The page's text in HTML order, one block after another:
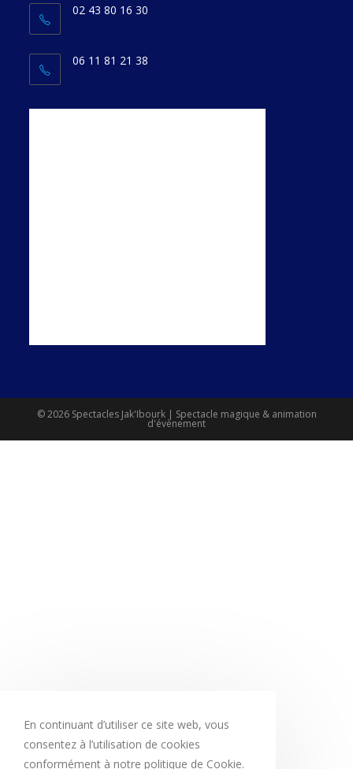
02 43 80 16 30
06 11 81 21 38
© 2026 Spectacles Jak'Ibourk | Spectacle magique & animation
d'évènement
En continuant d’utiliser ce site web, vous
consentez à l’utilisation de cookies
conformément à notre politique de Cookie.